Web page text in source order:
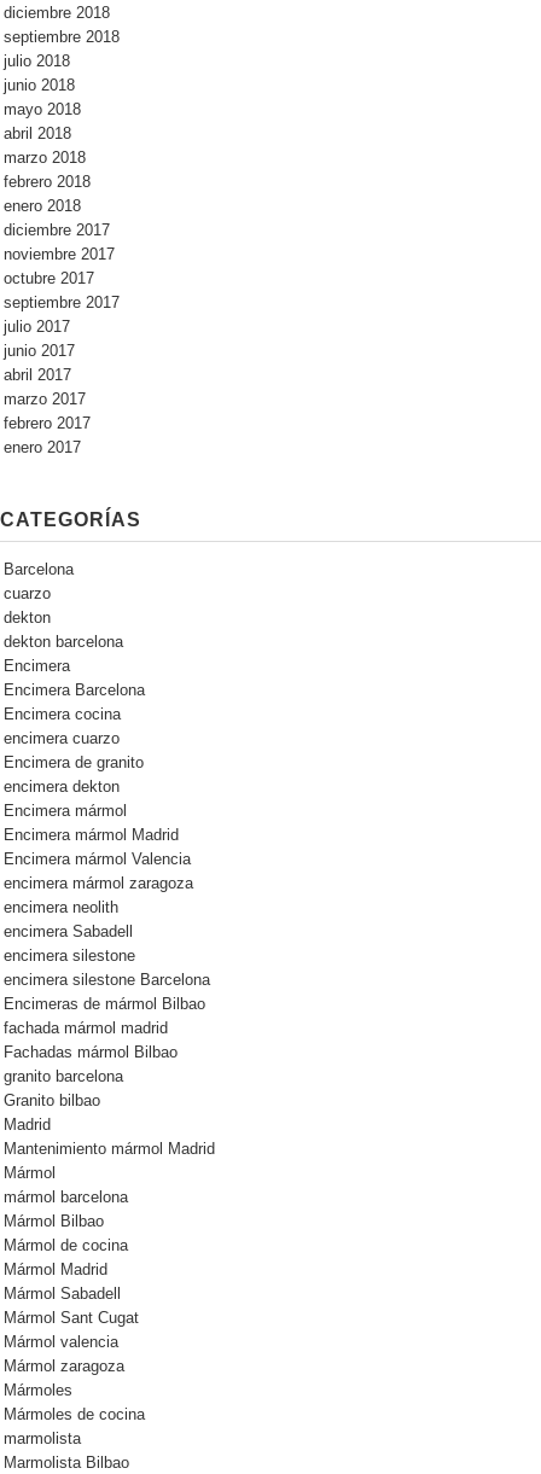
diciembre 2018
septiembre 2018
julio 2018
junio 2018
mayo 2018
abril 2018
marzo 2018
febrero 2018
enero 2018
diciembre 2017
noviembre 2017
octubre 2017
septiembre 2017
julio 2017
junio 2017
abril 2017
marzo 2017
febrero 2017
enero 2017
CATEGORÍAS
Barcelona
cuarzo
dekton
dekton barcelona
Encimera
Encimera Barcelona
Encimera cocina
encimera cuarzo
Encimera de granito
encimera dekton
Encimera mármol
Encimera mármol Madrid
Encimera mármol Valencia
encimera mármol zaragoza
encimera neolith
encimera Sabadell
encimera silestone
encimera silestone Barcelona
Encimeras de mármol Bilbao
fachada mármol madrid
Fachadas mármol Bilbao
granito barcelona
Granito bilbao
Madrid
Mantenimiento mármol Madrid
Mármol
mármol barcelona
Mármol Bilbao
Mármol de cocina
Mármol Madrid
Mármol Sabadell
Mármol Sant Cugat
Mármol valencia
Mármol zaragoza
Mármoles
Mármoles de cocina
marmolista
Marmolista Bilbao